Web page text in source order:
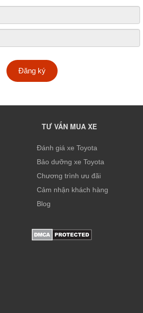
Đăng ký
TƯ VẤN MUA XE
Đánh giá xe Toyota
Bảo dưỡng xe Toyota
Chương trình ưu đãi
Cảm nhận khách hàng
Blog